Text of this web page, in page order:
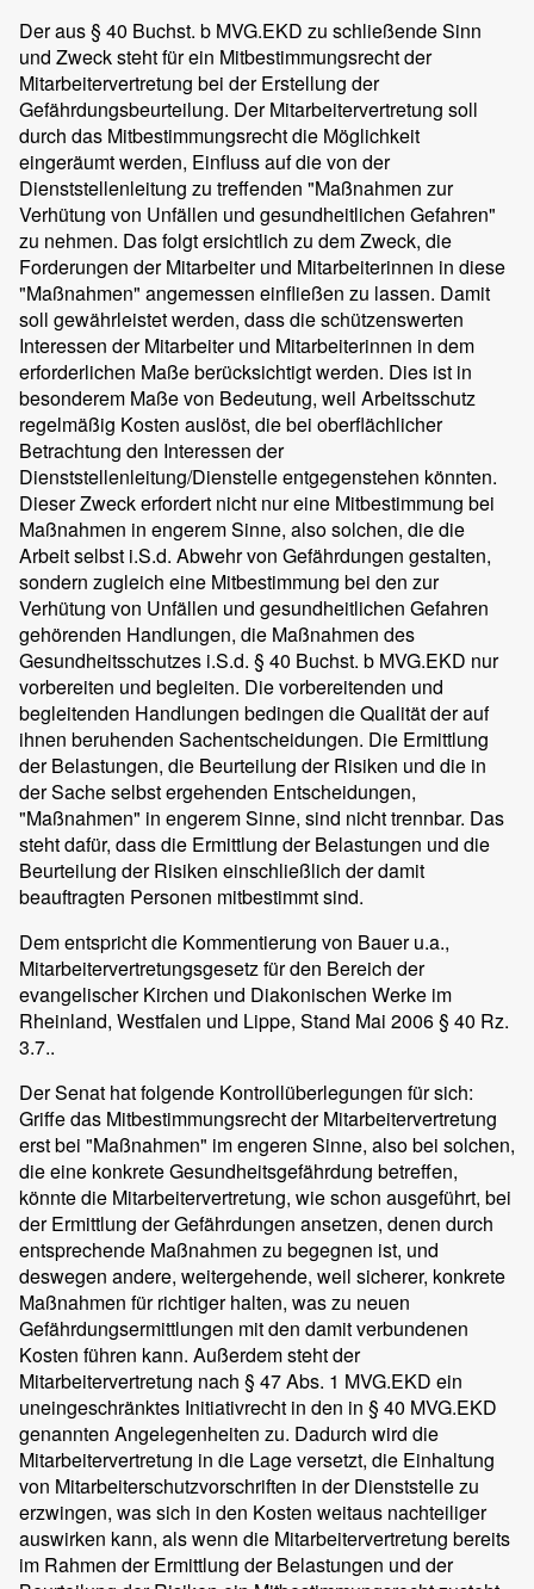
Der aus § 40 Buchst. b MVG.EKD zu schließende Sinn
und Zweck steht für ein Mitbestimmungsrecht der
Mitarbeitervertretung bei der Erstellung der
Gefährdungsbeurteilung. Der Mitarbeitervertretung soll
durch das Mitbestimmungsrecht die Möglichkeit
eingeräumt werden, Einfluss auf die von der
Dienststellenleitung zu treffenden "Maßnahmen zur
Verhütung von Unfällen und gesundheitlichen Gefahren"
zu nehmen. Das folgt ersichtlich zu dem Zweck, die
Forderungen der Mitarbeiter und Mitarbeiterinnen in diese
"Maßnahmen" angemessen einfließen zu lassen. Damit
soll gewährleistet werden, dass die schützenswerten
Interessen der Mitarbeiter und Mitarbeiterinnen in dem
erforderlichen Maße berücksichtigt werden. Dies ist in
besonderem Maße von Bedeutung, weil Arbeitsschutz
regelmäßig Kosten auslöst, die bei oberflächlicher
Betrachtung den Interessen der
Dienststellenleitung/Dienstelle entgegenstehen könnten.
Dieser Zweck erfordert nicht nur eine Mitbestimmung bei
Maßnahmen in engerem Sinne, also solchen, die die
Arbeit selbst i.S.d. Abwehr von Gefährdungen gestalten,
sondern zugleich eine Mitbestimmung bei den zur
Verhütung von Unfällen und gesundheitlichen Gefahren
gehörenden Handlungen, die Maßnahmen des
Gesundheitsschutzes i.S.d. § 40 Buchst. b MVG.EKD nur
vorbereiten und begleiten. Die vorbereitenden und
begleitenden Handlungen bedingen die Qualität der auf
ihnen beruhenden Sachentscheidungen. Die Ermittlung
der Belastungen, die Beurteilung der Risiken und die in
der Sache selbst ergehenden Entscheidungen,
"Maßnahmen" in engerem Sinne, sind nicht trennbar. Das
steht dafür, dass die Ermittlung der Belastungen und die
Beurteilung der Risiken einschließlich der damit
beauftragten Personen mitbestimmt sind.
Dem entspricht die Kommentierung von Bauer u.a.,
Mitarbeitervertretungsgesetz für den Bereich der
evangelischer Kirchen und Diakonischen Werke im
Rheinland, Westfalen und Lippe, Stand Mai 2006 § 40 Rz.
3.7..
Der Senat hat folgende Kontrollüberlegungen für sich:
Griffe das Mitbestimmungsrecht der Mitarbeitervertretung
erst bei "Maßnahmen" im engeren Sinne, also bei solchen,
die eine konkrete Gesundheitsgefährdung betreffen,
könnte die Mitarbeitervertretung, wie schon ausgeführt, bei
der Ermittlung der Gefährdungen ansetzen, denen durch
entsprechende Maßnahmen zu begegnen ist, und
deswegen andere, weitergehende, weil sicherer, konkrete
Maßnahmen für richtiger halten, was zu neuen
Gefährdungsermittlungen mit den damit verbundenen
Kosten führen kann. Außerdem steht der
Mitarbeitervertretung nach § 47 Abs. 1 MVG.EKD ein
uneingeschränktes Initiativrecht in den in § 40 MVG.EKD
genannten Angelegenheiten zu. Dadurch wird die
Mitarbeitervertretung in die Lage versetzt, die Einhaltung
von Mitarbeiterschutzvorschriften in der Dienststelle zu
erzwingen, was sich in den Kosten weitaus nachteiliger
auswirken kann, als wenn die Mitarbeitervertretung bereits
im Rahmen der Ermittlung der Belastungen und der